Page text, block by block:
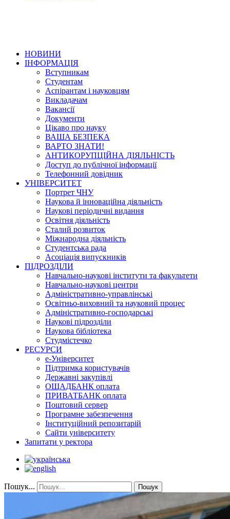
НОВИНИ
ІНФОРМАЦІЯ
Вступникам
Студентам
Аспірантам і науковцям
Викладачам
Вакансії
Документи
Цікаво про науку
ВАША БЕЗПЕКА
ВАРТО ЗНАТИ!
АНТИКОРУПЦІЙНА ДІЯЛЬНІСТЬ
Доступ до публічної інформації
Телефонний довідник
УНІВЕРСИТЕТ
Портрет ЧНУ
Наукова й інноваційна діяльність
Наукові періодичні видання
Освітня діяльність
Сталий розвиток
Міжнародна діяльність
Студентська рада
Асоціація випускників
ПІДРОЗДІЛИ
Навчально-наукові інститути та факультети
Навчально-наукові центри
Адміністративно-управлінські
Освітньо-виховний та науковий процес
Адміністративно-господарські
Наукові підрозділи
Наукова бібліотека
Студмістечко
РЕСУРСИ
е-Університет
Підтримка користувачів
Державні закупівлі
ОЩАДБАНК оплата
ПРИВАТБАНК оплата
Поштовий сервер
Програмне забезпечення
Інституційний репозитарій
Сайти університету
Запитати у ректора
Пошук... Пошук